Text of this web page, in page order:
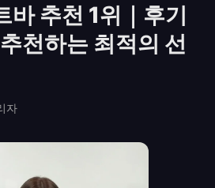
바 추천 1위｜후기
천하는 최적의 선
자